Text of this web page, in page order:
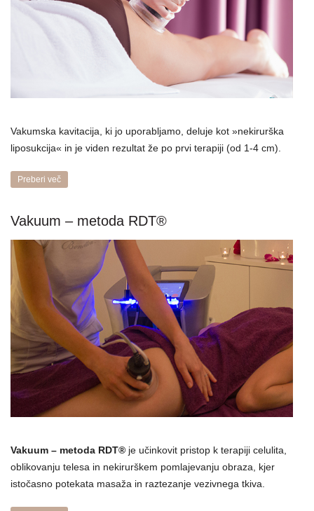
Vakumska kavitacija, ki jo uporabljamo, deluje kot »nekirurška
liposukcija« in je viden rezultat že po prvi terapiji (od 1-4 cm).
Preberi več
Vakuum – metoda RDT®
Vakuum – metoda RDT® je učinkovit pristop k terapiji celulita,
oblikovanju telesa in nekirurškem pomlajevanju obraza, kjer
istočasno potekata masaža in raztezanje vezivnega tkiva.